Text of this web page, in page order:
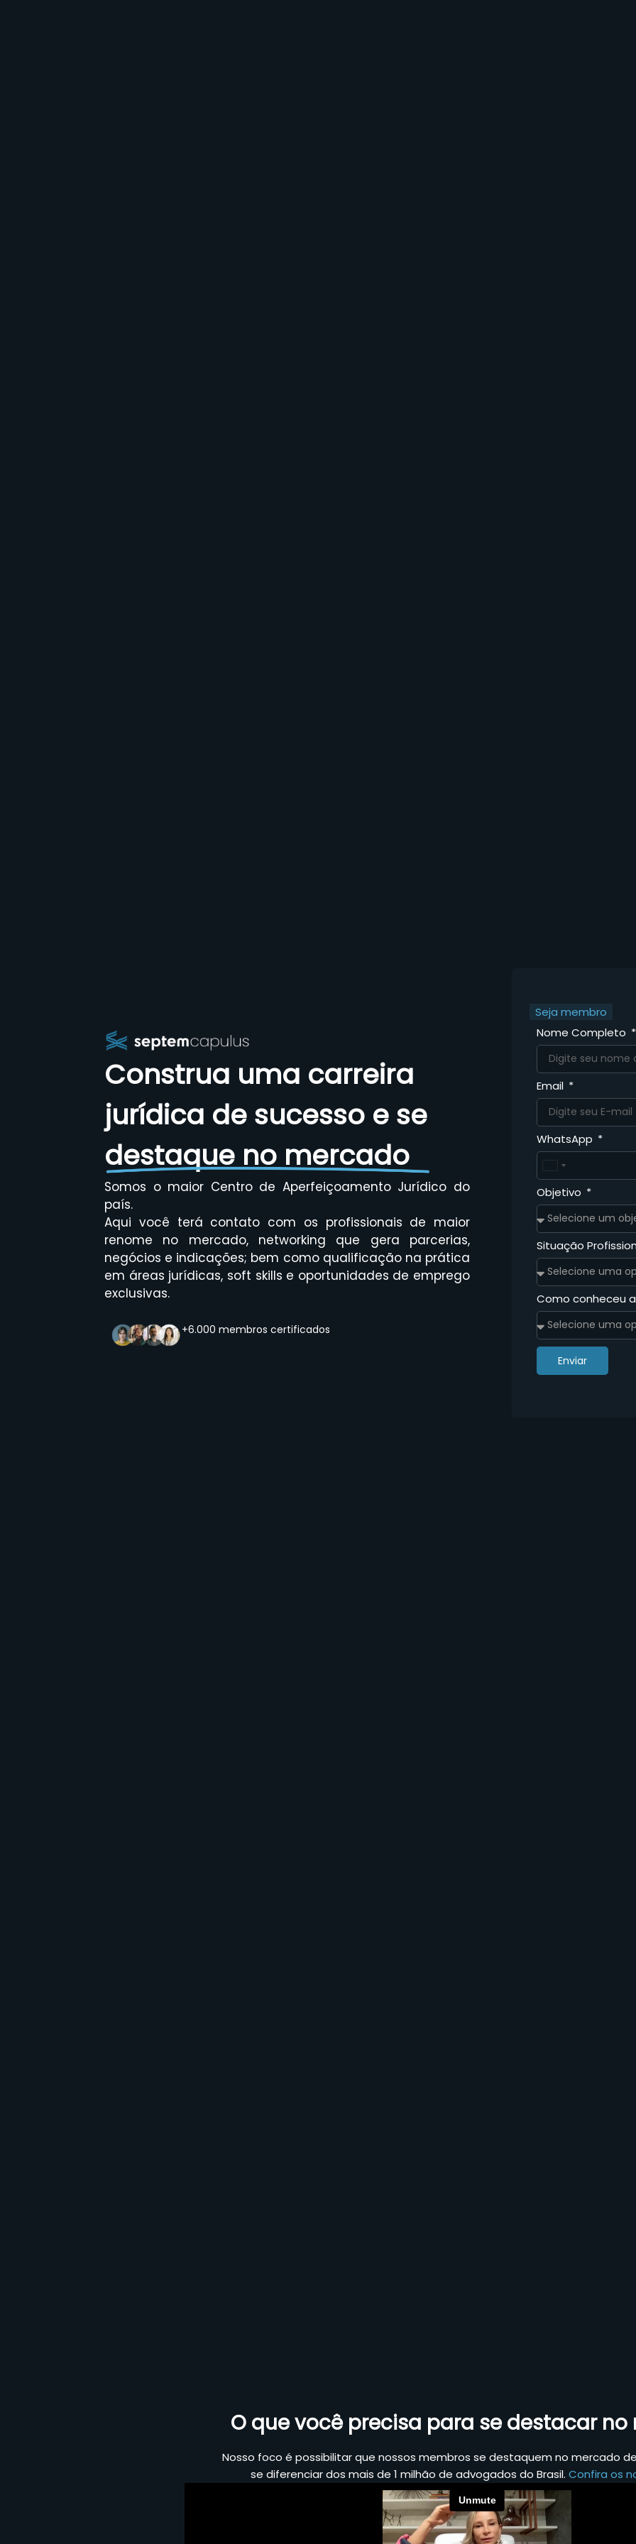
Construa uma carreira
jurídica de sucesso e se
destaque no mercado
Somos o maior Centro de Aperfeiçoamento Jurídico do
país.
Aqui você terá contato com os profissionais de maior
renome no mercado, networking que gera parcerias,
negócios e indicações; bem como qualificação na prática
em áreas jurídicas, soft skills e oportunidades de emprego
exclusivas.
+6.000 membros certificados
Seja membro
Nome Completo
Email
WhatsApp
Brazil
+55
Objetivo
Situação
Como conheceu
Enviar
O que você precisa para se destacar
Nosso foco é possibilitar que nossos membros se destaquem no mercado
se diferenciar dos mais de 1 milhão de advogados do Brasil. Confira os